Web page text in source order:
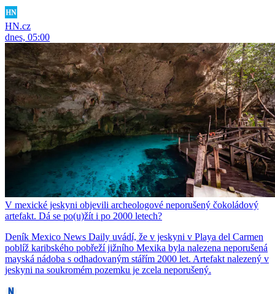
HN.cz
dnes, 05:00
V mexické jeskyni objevili archeologové neporušený čokoládový
artefakt. Dá se po(u)žít i po 2000 letech?
Deník Mexico News Daily uvádí, že v jeskyni v Playa del Carmen
poblíž karibského pobřeží jižního Mexika byla nalezena neporušená
mayská nádoba s odhadovaným stářím 2000 let. Artefakt nalezený v
jeskyni na soukromém pozemku je zcela neporušený.